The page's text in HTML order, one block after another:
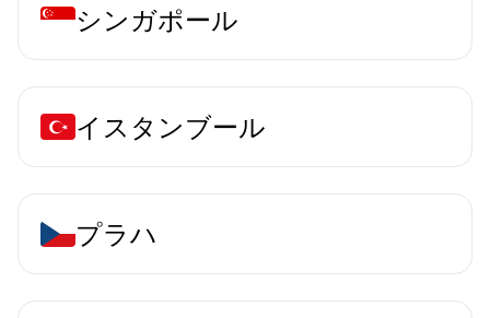
シンガポール
イスタンブール
プラハ